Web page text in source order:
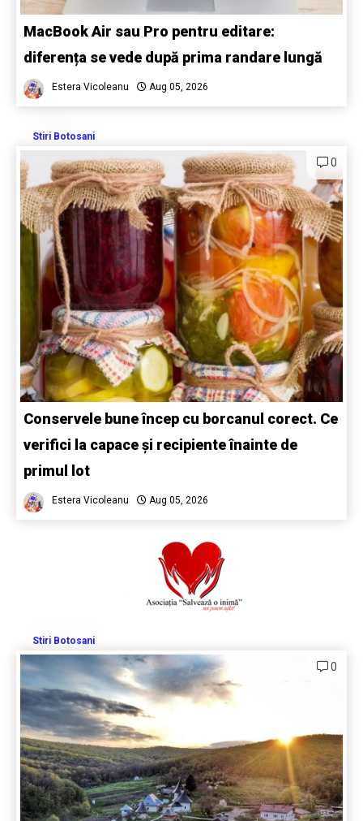
MacBook Air sau Pro pentru editare:
diferența se vede după prima randare lungă
Estera Vicoleanu Aug 05, 2026
Stiri Botosani
0
Conservele bune încep cu borcanul corect. Ce
verifici la capace și recipiente înainte de
primul lot
Estera Vicoleanu Aug 05, 2026
Stiri Botosani
0